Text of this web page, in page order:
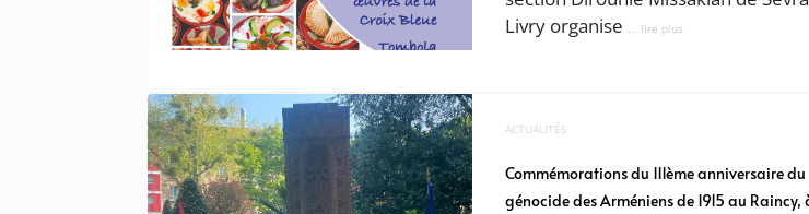
Livry organise
... lire plus
ACTUALITÉS
Commémorations du 111ème anniversaire du
génocide des Arméniens de 1915 au Raincy,